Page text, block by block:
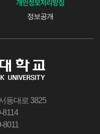
개인정보처리방침
정보공개
동대로 3825
8114
8011